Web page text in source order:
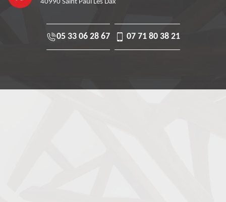
40990 Saint Paul Les Dax
05 33 06 28 67 07 71 80 38 21